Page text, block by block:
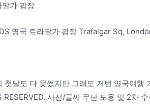
가 광장
영국 트라팔가 광장 Trafalgar Sq,
날도 다 못썼지만 그래도 저번 영국여행
사진/글씨 무단 도용 및 2차